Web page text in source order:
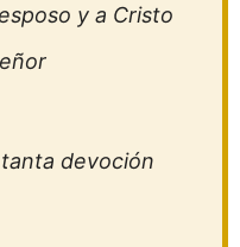
y a Cristo
devoción